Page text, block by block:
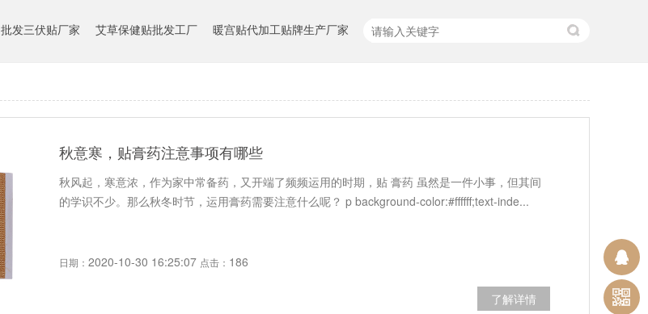
批发三伏贴厂家 艾草保健贴批发工厂 暖宫贴代加工贴牌生产厂家
秋意寒，贴膏药注意事项有哪些
秋风起，寒意浓，作为家中常备药，又开端了频频运用的时期，贴 膏药 虽然是一件小事，但其间
的学识不少。那么秋冬时节，运用膏药需要注意什么呢？ p background-color:#ffffff;text-inde...
日期： 2020-10-30 16:25:07 点击： 186
了解详情